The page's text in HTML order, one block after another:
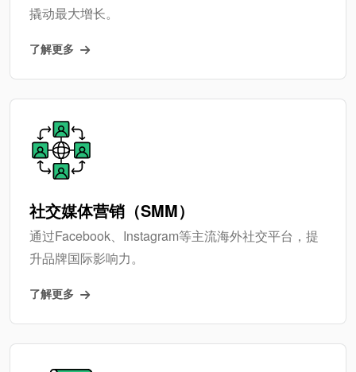
撬动最大增长。
了解更多
社交媒体营销（SMM）
通过Facebook、Instagram等主流海外社交平台，提
升品牌国际影响力。
了解更多